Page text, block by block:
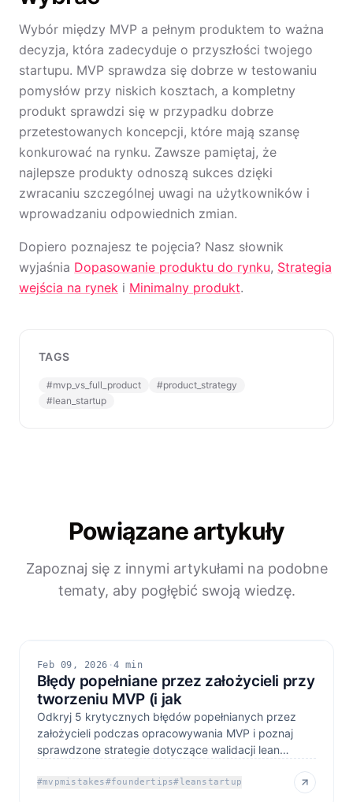
Wybór między MVP a pełnym produktem to ważna
decyzja, która zadecyduje o przyszłości twojego
startupu. MVP sprawdza się dobrze w testowaniu
pomysłów przy niskich kosztach, a kompletny
produkt sprawdzi się w przypadku dobrze
przetestowanych koncepcji, które mają szansę
konkurować na rynku. Zawsze pamiętaj, że
najlepsze produkty odnoszą sukces dzięki
zwracaniu szczególnej uwagi na użytkowników i
wprowadzaniu odpowiednich zmian.
Dopiero poznajesz te pojęcia? Nasz słownik
wyjaśnia Dopasowanie produktu do rynku, Strategia
wejścia na rynek i Minimalny produkt.
TAGS
#mvp_vs_full_product #product_strategy
#lean_startup
Powiązane artykuły
Zapoznaj się z innymi artykułami na podobne
tematy, aby pogłębić swoją wiedzę.
Feb 09, 2026 · 4 min
Błędy popełniane przez założycieli przy
tworzeniu MVP (i jak
Odkryj 5 krytycznych błędów popełnianych przez
założycieli podczas opracowywania MVP i poznaj
sprawdzone strategie dotyczące walidacji lean
#mvpmistakes#foundertips#leanstartup